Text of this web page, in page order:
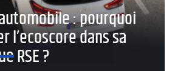
: pourquoi
l’ecoscore dans sa
RSE ?